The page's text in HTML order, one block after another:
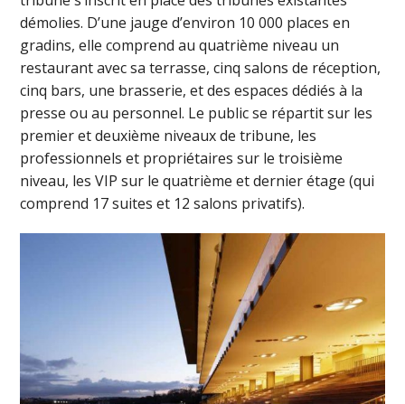
démolies. D’une jauge d’environ 10 000 places en
gradins, elle comprend au quatrième niveau un
restaurant avec sa terrasse, cinq salons de réception,
cinq bars, une brasserie, et des espaces dédiés à la
presse ou au personnel. Le public se répartit sur les
premier et deuxième niveaux de tribune, les
professionnels et propriétaires sur le troisième
niveau, les VIP sur le quatrième et dernier étage (qui
comprend 17 suites et 12 salons privatifs).